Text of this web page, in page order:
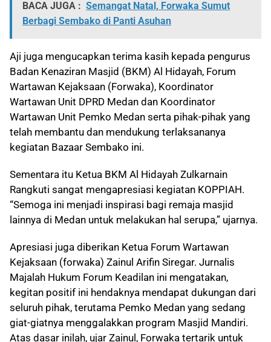
BACA JUGA : Semangat Natal, Forwaka Sumut
Berbagi Sembako di Panti Asuhan
Aji juga mengucapkan terima kasih kepada pengurus
Badan Kenaziran Masjid (BKM) Al Hidayah, Forum
Wartawan Kejaksaan (Forwaka), Koordinator
Wartawan Unit DPRD Medan dan Koordinator
Wartawan Unit Pemko Medan serta pihak-pihak yang
telah membantu dan mendukung terlaksananya
kegiatan Bazaar Sembako ini.
Sementara itu Ketua BKM Al Hidayah Zulkarnain
Rangkuti sangat mengapresiasi kegiatan KOPPIAH.
“Semoga ini menjadi inspirasi bagi remaja masjid
lainnya di Medan untuk melakukan hal serupa,” ujarnya.
Apresiasi juga diberikan Ketua Forum Wartawan
Kejaksaan (forwaka) Zainul Arifin Siregar. Jurnalis
Majalah Hukum Forum Keadilan ini mengatakan,
kegitan positif ini hendaknya mendapat dukungan dari
seluruh pihak, terutama Pemko Medan yang sedang
giat-giatnya menggalakkan program Masjid Mandiri.
Atas dasar inilah, ujar Zainul, Forwaka tertarik untuk